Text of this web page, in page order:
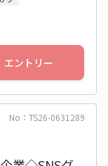
エントリー
No：TS26-0631289